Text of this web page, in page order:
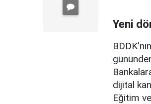
Yeni
dijital
Eğitim